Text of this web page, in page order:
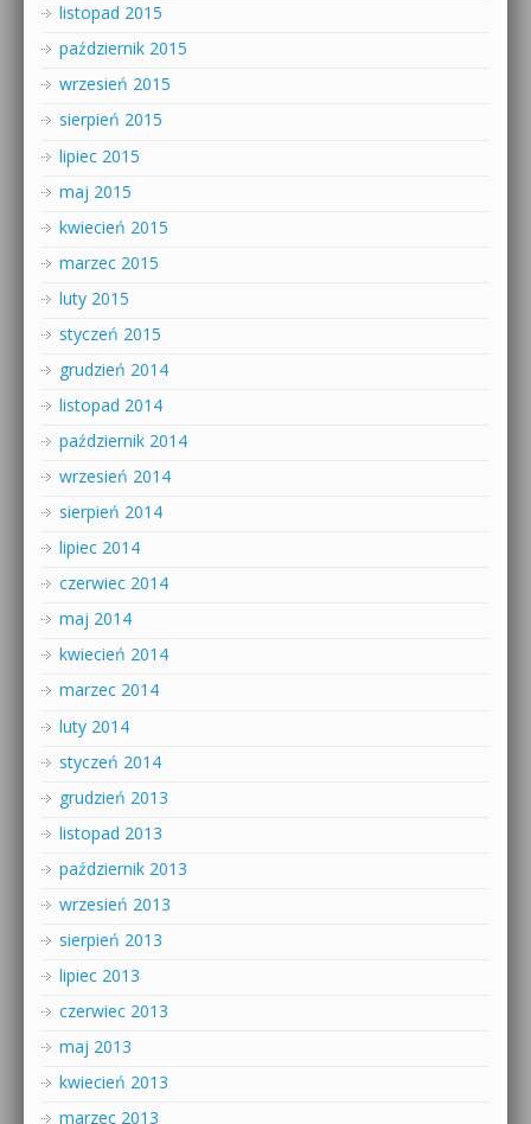
listopad 2015
październik 2015
wrzesień 2015
sierpień 2015
lipiec 2015
maj 2015
kwiecień 2015
marzec 2015
luty 2015
styczeń 2015
grudzień 2014
listopad 2014
październik 2014
wrzesień 2014
sierpień 2014
lipiec 2014
czerwiec 2014
maj 2014
kwiecień 2014
marzec 2014
luty 2014
styczeń 2014
grudzień 2013
listopad 2013
październik 2013
wrzesień 2013
sierpień 2013
lipiec 2013
czerwiec 2013
maj 2013
kwiecień 2013
marzec 2013